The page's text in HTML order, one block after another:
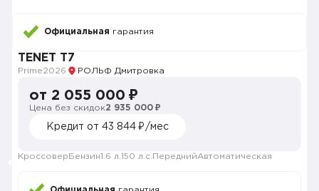
Официальная гарантия
TENET T7
Prime2026 РОЛЬФ Дмитровка
от 2 055 000 ₽
Цена без скидок2 935 000 ₽
Кредит от 43 844 ₽/мес
Кроссовер Бензин1.6 л. 150 л.с. ПереднийАвтоматическая